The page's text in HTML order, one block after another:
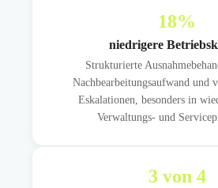
18%
niedrigere
Strukturierte
Nachbearbeitungsaufwand und
Eskalationen, besonders in
Verwaltungs- und
3von 4